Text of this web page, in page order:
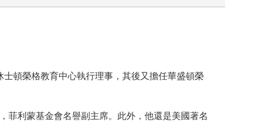
頓榮格教育中心執行理事，其後又擔任華盛頓榮
菲利蒙基金會名譽副主席。此外，他還是美國著名